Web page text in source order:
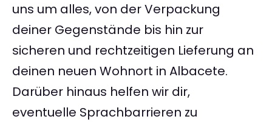
uns um alles, von der Verpackung
deiner Gegenstände bis hin zur
sicheren und rechtzeitigen Lieferung an
deinen neuen Wohnort in Albacete.
Darüber hinaus helfen wir dir,
eventuelle Sprachbarrieren zu